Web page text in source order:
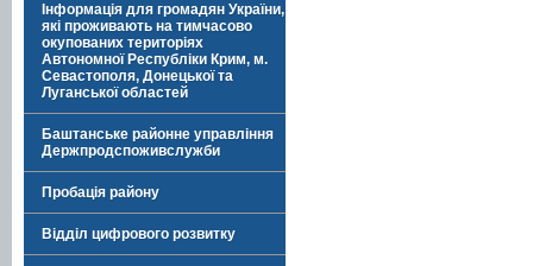
Інформація для громадян України,
які проживають на тимчасово
окупованих територіях
Автономної Республіки Крим, м.
Севастополя, Донецької та
Луганської областей
Баштанське районне управління
Держпродспоживслужби
Пробація району
Відділ цифрового розвитку